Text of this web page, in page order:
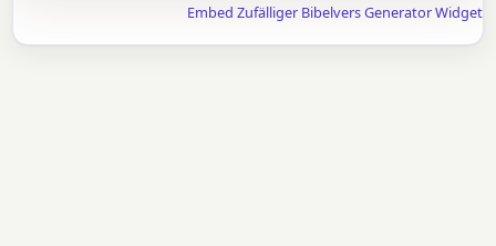
Embed Zufälliger Bibelvers Generator Widget